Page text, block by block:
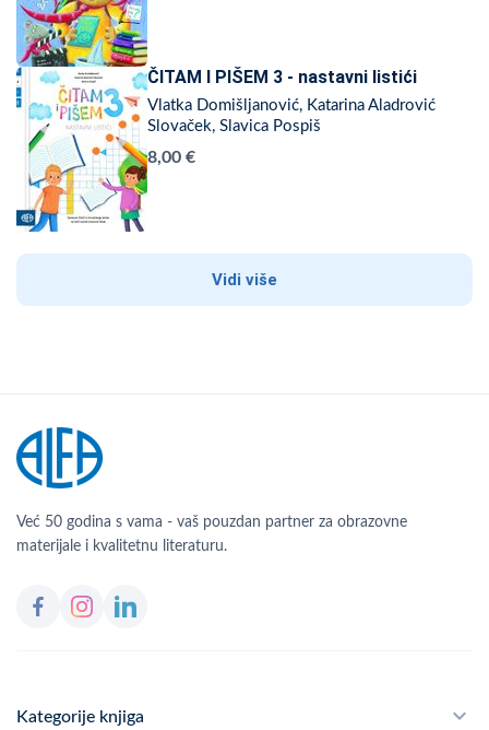
ČITAM I PIŠEM 3 - nastavni listići
Vlatka Domišljanović, Katarina Aladrović
Slovaček, Slavica Pospiš
8,00 €
Vidi više
Već 50 godina s vama - vaš pouzdan partner za obrazovne
materijale i kvalitetnu literaturu.
Kategorije knjiga